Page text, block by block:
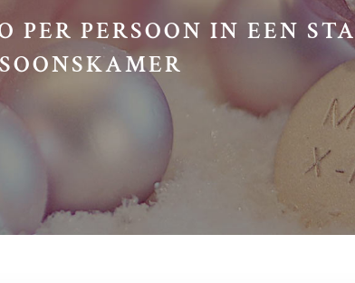
PER PERSOON IN EEN